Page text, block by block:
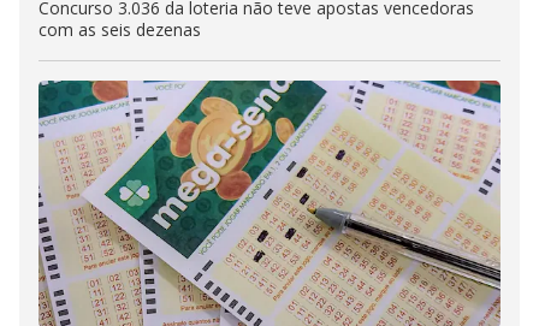
Concurso 3.036 da loteria não teve apostas vencedoras
com as seis dezenas